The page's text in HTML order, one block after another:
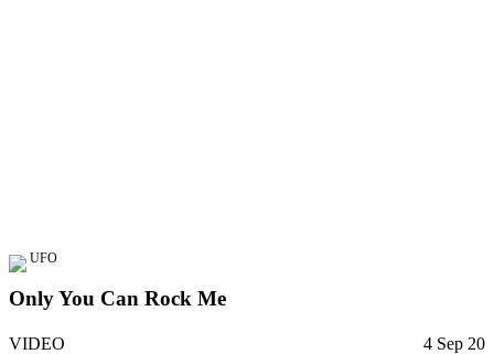
UFO
Only You Can Rock Me
VIDEO 4 Sep 20